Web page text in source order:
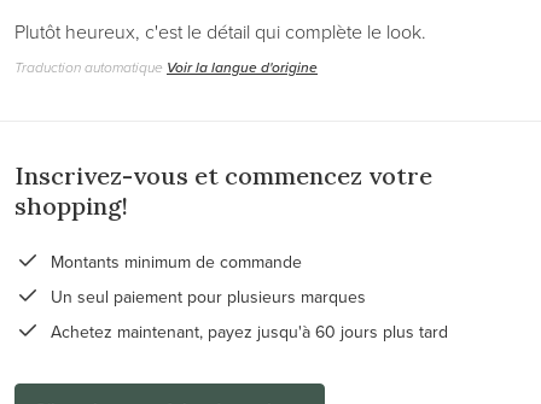
Plutôt heureux, c'est le détail qui complète le look.
Traduction automatique Voir la langue d'origine
Inscrivez-vous et commencez votre
shopping!
Montants minimum de commande
Un seul paiement pour plusieurs marques
Achetez maintenant, payez jusqu'à 60 jours plus tard